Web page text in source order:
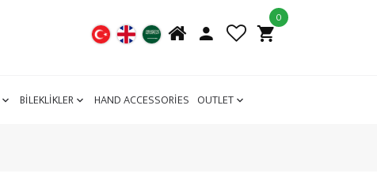
0
BİLEKLİKLER HAND ACCESSORİES OUTLET